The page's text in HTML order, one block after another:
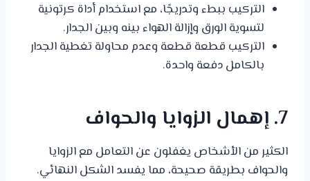
التركيب ببطء وتدريجًا، مع استخدام أداة كرتونية
لتسوية الورق وإزالة الهواء بينه وبين الجدار.
التركيب قطعة قطعة وعدم محاولة تغطية الجدار
بالكامل دفعة واحدة.
7. إهمال الزوايا والحواف
الكثير من الأشخاص يغفلون عن التعامل مع الزوايا
والحواف بطريقة صحيحة، مما يفسد الشكل النهائي.